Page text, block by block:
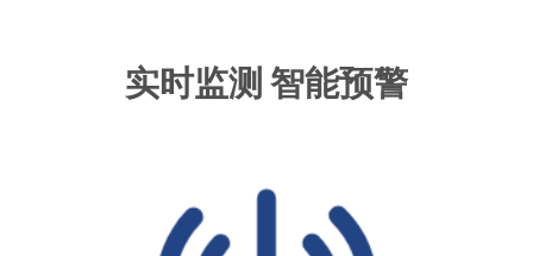
实时监测 智能预警